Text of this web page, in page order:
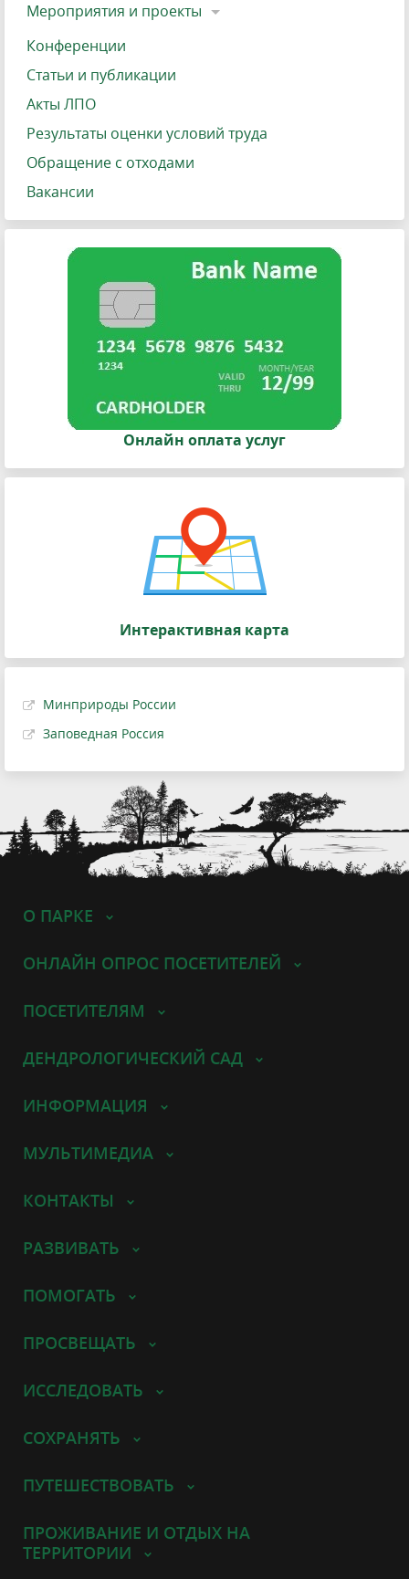
Мероприятия и проекты
Конференции
Статьи и публикации
Акты ЛПО
Результаты оценки условий труда
Обращение с отходами
Вакансии
Онлайн оплата услуг
Интерактивная карта
Минприроды России
Заповедная Россия
О ПАРКЕ
ОНЛАЙН ОПРОС ПОСЕТИТЕЛЕЙ
ПОСЕТИТЕЛЯМ
ДЕНДРОЛОГИЧЕСКИЙ САД
ИНФОРМАЦИЯ
МУЛЬТИМЕДИА
КОНТАКТЫ
РАЗВИВАТЬ
ПОМОГАТЬ
ПРОСВЕЩАТЬ
ИССЛЕДОВАТЬ
СОХРАНЯТЬ
ПУТЕШЕСТВОВАТЬ
ПРОЖИВАНИЕ И ОТДЫХ НА
ТЕРРИТОРИИ